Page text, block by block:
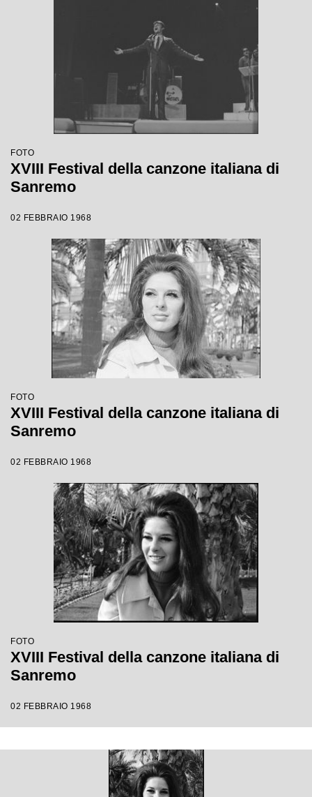
FOTO
XVIII Festival della canzone italiana di
Sanremo
02 FEBBRAIO 1968
FOTO
XVIII Festival della canzone italiana di
Sanremo
02 FEBBRAIO 1968
FOTO
XVIII Festival della canzone italiana di
Sanremo
02 FEBBRAIO 1968